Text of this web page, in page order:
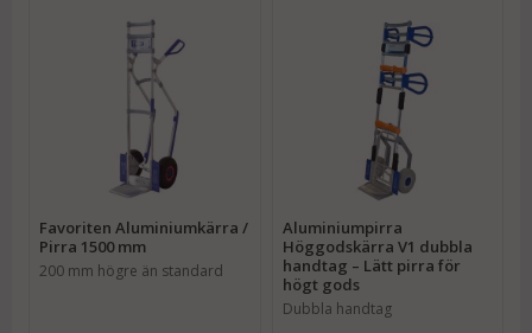
Favoriten Aluminiumkärra /
Pirra 1500 mm
200 mm högre än standard
Aluminiumpirra
Höggodskärra V1 dubbla
handtag – Lätt pirra för
högt gods
Dubbla handtag